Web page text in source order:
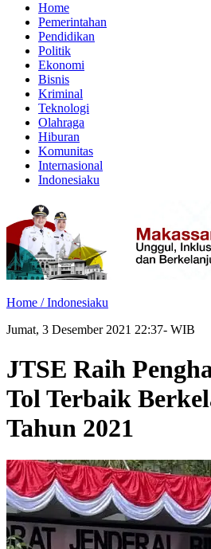
Home
Pemerintahan
Pendidikan
Politik
Ekonomi
Bisnis
Kriminal
Teknologi
Olahraga
Hiburan
Komunitas
Internasional
Indonesiaku
Home /Indonesiaku
Jumat, 3 Desember 2021 22:37- WIB
JTSE Raih
Tol Terbaik
Tahun 2021